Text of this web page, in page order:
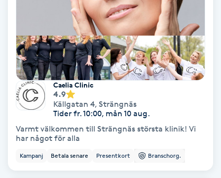
Permanent ögonbrynsmakeup
Personal shopper
Personlig tränare
Picolaser
Piercing
Pigmentbehandling
Caelia Clinic
4.9
Källgatan 4, Strängnäs
Tider fr. 10:00, mån 10 aug.
Varmt välkommen till Strängnäs största klinik! Vi
har något för alla
Kampanj Betala senare Presentkort Branschorg.